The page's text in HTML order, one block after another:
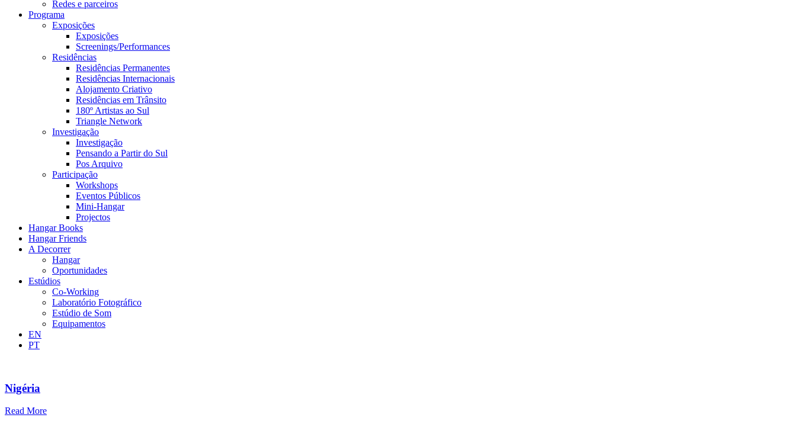
Redes e parceiros
Programa
Exposições
Exposições
Screenings/Performances
Residências
Residências Permanentes
Residências Internacionais
Alojamento Criativo
Residências em Trânsito
180º Artistas ao Sul
Triangle Network
Investigação
Investigação
Pensando a Partir do Sul
Pos Arquivo
Participação
Workshops
Eventos Públicos
Mini-Hangar
Projectos
Hangar Books
Hangar Friends
A Decorrer
Hangar
Oportunidades
Estúdios
Co-Working
Laboratório Fotográfico
Estúdio de Som
Equipamentos
EN
PT
Nigéria
Read More